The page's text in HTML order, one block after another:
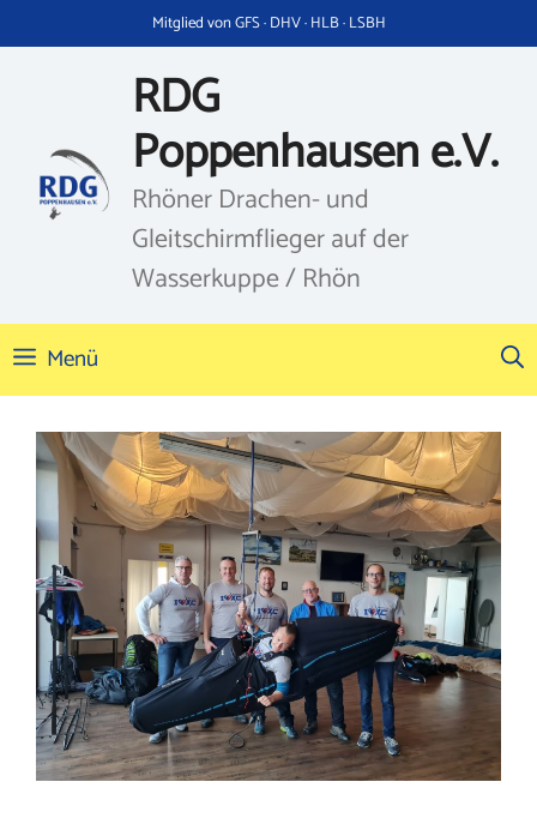
Inhalt
Mitglied von GFS · DHV · HLB · LSBH
RDG
Poppenhausen e.V.
Rhöner Drachen- und
Gleitschirmflieger auf der
Wasserkuppe / Rhön
Menü